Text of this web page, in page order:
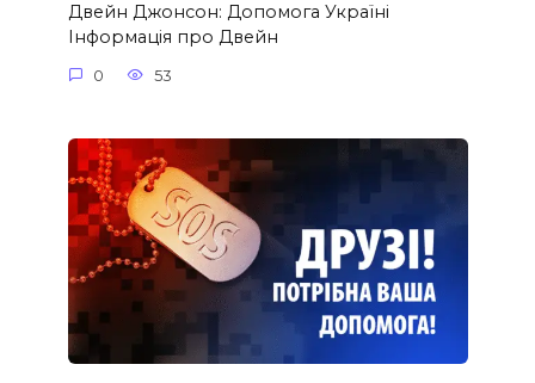
Двейн Джонсон: Допомога Україні
Інформація про Двейн
0 53